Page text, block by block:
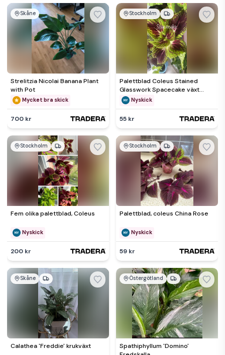
Skåne
Strelitzia Nicolai Banana Plant
with Pot
Mycket bra skick
700 kr
Stockholm
Palettblad Coleus Stained
Glasswork Spacecake växt
planta stickling
Nyskick
55 kr
Stockholm
Fem olika palettblad, Coleus
Nyskick
200 kr
Stockholm
Palettblad, coleus China Rose
Nyskick
59 kr
Skåne
Calathea 'Freddie' krukväxt
Östergötland
Spathiphyllum 'Domino'